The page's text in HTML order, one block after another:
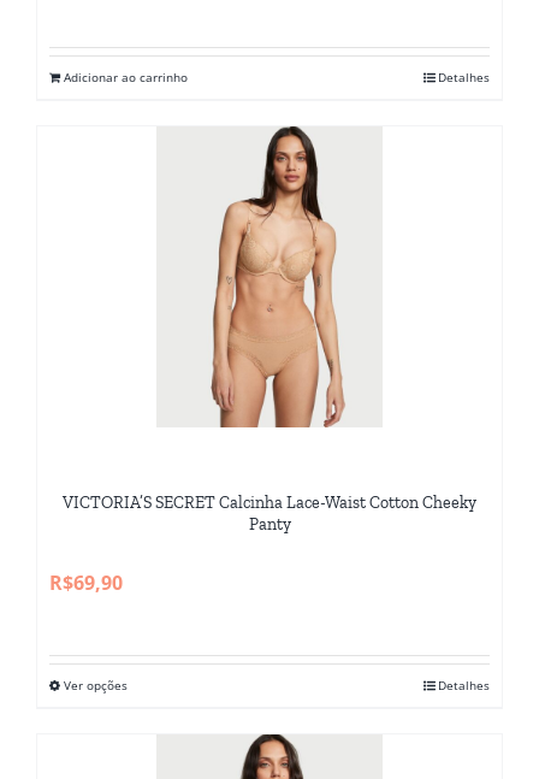
Adicionar ao carrinho Detalhes
VICTORIA’S SECRET Calcinha Lace-Waist Cotton Cheeky
Panty
R$69,90
Ver opçõesEste
Detalhes